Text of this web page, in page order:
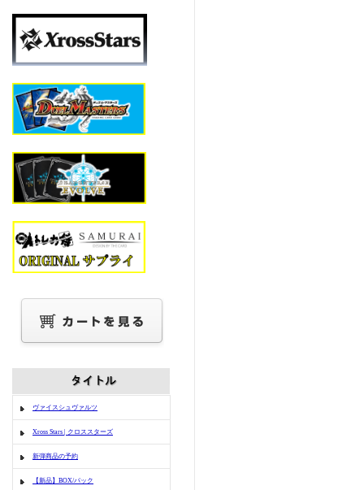
ヴァイスシュヴァルツ
Xross Stars | クロススターズ
新弾商品の予約
【新品】BOX/パック